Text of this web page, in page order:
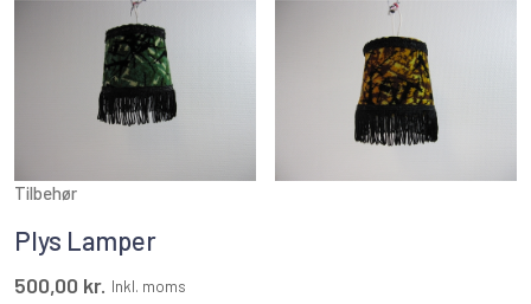
Tilbehør
Plys Lamper
500,00 kr. Inkl. moms